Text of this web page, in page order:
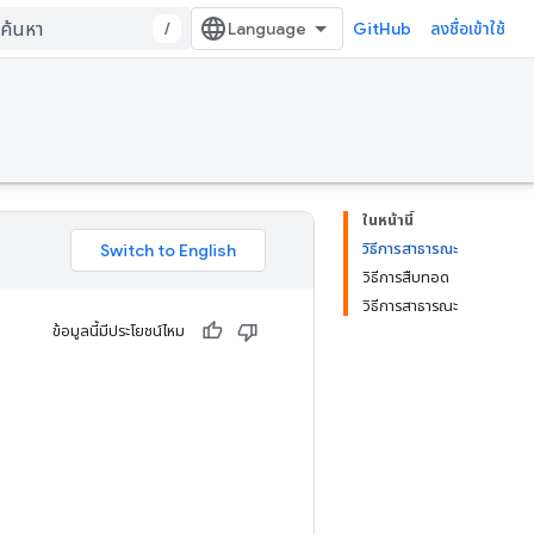
/ GitHub ลงชื่อเข้าใช้
ในหน้านี้
วิธีการสาธารณะ
วิธีการสืบทอด
วิธีการสาธารณะ
ข้อมูลนี้มีประโยชน์ไหม